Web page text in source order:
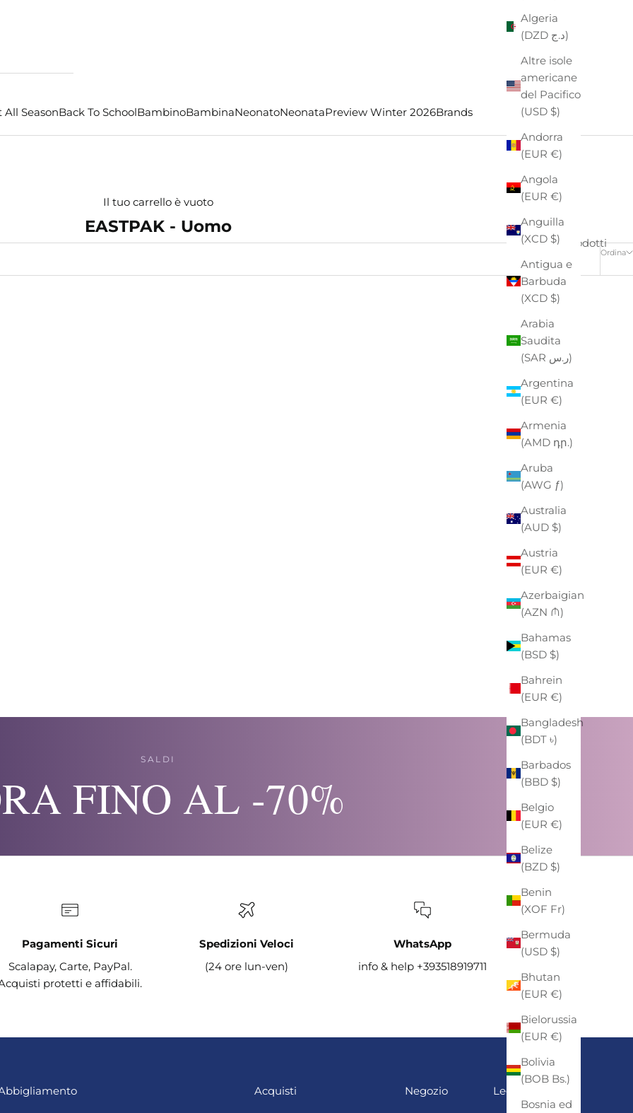
SeasonBack To SchoolBambinoBambinaNeonatoNeonataPreview Winter 2026Brands
Algeria
(DZD د.ج)
Altre isole
americane
del Pacifico
(USD $)
Andorra
(EUR €)
Angola
(EUR €)
Anguilla
(XCD $)
Antigua e
Barbuda
(XCD $)
Arabia
Saudita
(SAR ر.س)
Argentina
(EUR €)
Armenia
(AMD դր.)
Aruba
(AWG ƒ)
Australia
(AUD $)
Austria
(EUR €)
Azerbaigian
(AZN ₼)
Bahamas
(BSD $)
Bahrein
(EUR €)
Bangladesh
(BDT ৳)
Barbados
(BBD $)
Belgio
(EUR €)
Belize
(BZD $)
Benin
(XOF Fr)
Bermuda
(USD $)
Bhutan
(EUR €)
Bielorussia
(EUR €)
Bolivia
(BOB Bs.)
Bosnia ed
Il tuo carrello è vuoto
EASTPAK - Uomo
Ordina
4 prodotti
ZAINO EASTPAK "PADDED PAK'R"
BLU NAVYPREZZO SCONTATO
€35,00
SALDI
FINO AL -70%
Pagamenti Sicuri
Scalapay, Carte, PayPal.
protetti e affidabili.
Spedizioni Veloci
(24 ore lun-ven)
WhatsApp
info & help +393518919711
Acquisti Negozio Legali